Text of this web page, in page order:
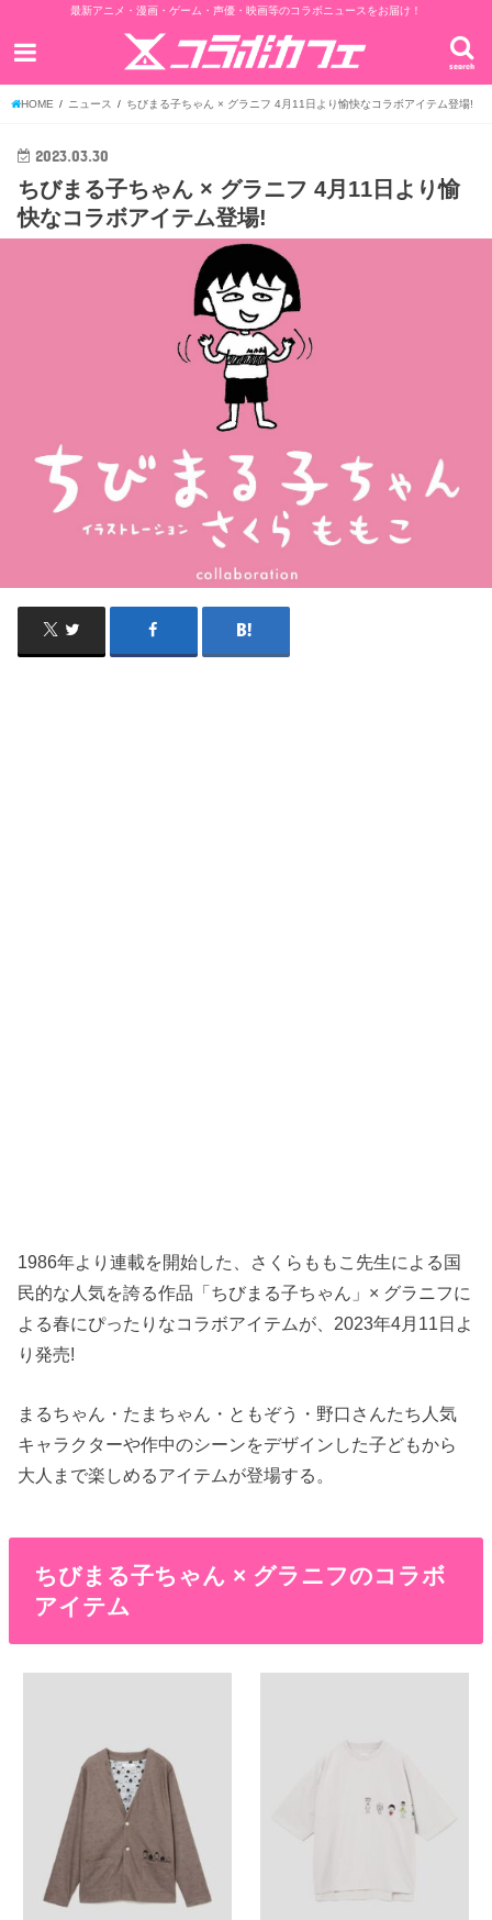
最新アニメ・漫画・ゲーム・声優・映画等のコラボニュースをお届け！
search
HOME ニュース ちびまる子ちゃん × グラニフ 4月11日より愉快なコラボアイテム登場!
2023.03.30
ちびまる子ちゃん × グラニフ 4月11日より愉
快なコラボアイテム登場!
1986年より連載を開始した、さくらももこ先生による国
民的な人気を誇る作品「ちびまる子ちゃん」× グラニフに
よる春にぴったりなコラボアイテムが、2023年4月11日よ
り発売!
まるちゃん・たまちゃん・ともぞう・野口さんたち人気
キャラクターや作中のシーンをデザインした子どもから
大人まで楽しめるアイテムが登場する。
ちびまる子ちゃん × グラニフのコラボ
アイテム